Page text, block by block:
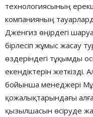
технологиясының
компанияның
Дженгиз өңірдегі
бірлесіп жұмыс жасау
өздеріндегі тұқымды
екендіктерін жеткізді.
бойынша менеджері
қожалықтарындағы
қызылшасын өсіруде